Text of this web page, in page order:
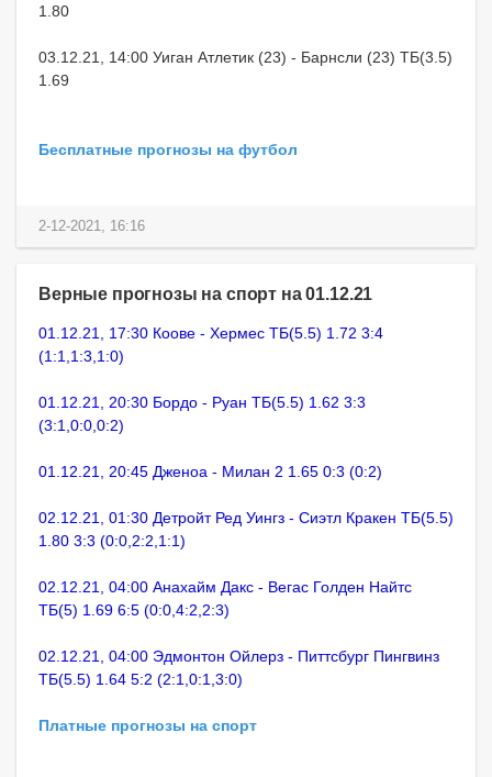
1.80
03.12.21, 14:00 Уиган Атлетик (23) - Барнсли (23) ТБ(3.5)
1.69
Бесплатные прогнозы на футбол
2-12-2021, 16:16
Верные прогнозы на спорт на 01.12.21
01.12.21, 17:30 Коове - Хермес ТБ(5.5) 1.72 3:4
(1:1,1:3,1:0)
01.12.21, 20:30 Бордо - Руан ТБ(5.5) 1.62 3:3
(3:1,0:0,0:2)
01.12.21, 20:45 Дженоа - Милан 2 1.65 0:3 (0:2)
02.12.21, 01:30 Детройт Ред Уингз - Сиэтл Кракен ТБ(5.5)
1.80 3:3 (0:0,2:2,1:1)
02.12.21, 04:00 Анахайм Дакс - Вегас Голден Найтс
ТБ(5) 1.69 6:5 (0:0,4:2,2:3)
02.12.21, 04:00 Эдмонтон Ойлерз - Питтсбург Пингвинз
ТБ(5.5) 1.64 5:2 (2:1,0:1,3:0)
Платные прогнозы на спорт